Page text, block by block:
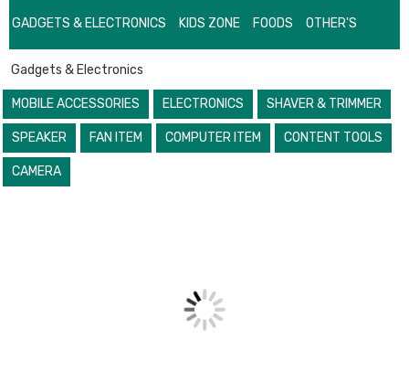
GADGETS & ELECTRONICS KIDS ZONE FOODS OTHER'S
Gadgets & Electronics
MOBILE ACCESSORIES ELECTRONICS SHAVER & TRIMMER
SPEAKER FAN ITEM COMPUTER ITEM CONTENT TOOLS
CAMERA